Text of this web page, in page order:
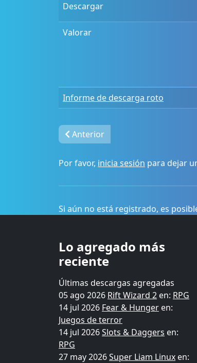
Descargar
Valorar
Informe de descarga roto
Anterior
Por favor, inicia sesión para dejar
Si aún no está registrado, es
Lo agregado más
reciente
Últimas descargas agregadas
05 ago 2026 Rift Wizard 2 en: RPG
14 jul 2026 Fear & Hunger en:
Juegos de terror
14 jul 2026Slots & Daggers en:
RPG
27 may 2026Super Liam Linux en: